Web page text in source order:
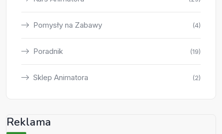
Pomysły na Zabawy (4)
Poradnik (19)
Sklep Animatora (2)
Reklama